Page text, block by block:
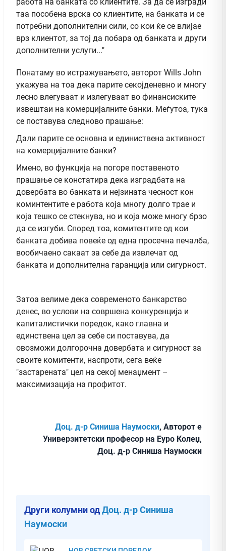
таа пособена врска со клиентите, на банката и се
потребни дополнителни сили, со кои ќе се влијае
врз клиентот, за тој да побара од банката и други
дополнителни услуги..."
Понатаму во истражувањето, авторот Wills John
укажува на тоа дека парите секојденевно и многу
лесно влегуваат и излегуваат во финансиските
извештаи на комерцијалните банки. Меѓутоа, тука
се поставува следново прашање:
Дали парите се основна и единиствена активност
на комерцијалните банки?
Имено, во функција на погоре поставеното
прашање се констатира дека изградбата на
довербата во банката и нејзината чесност кон
коминтентите е работа која многу долго трае и
која тешко се стекнува, но и која може многу брзо
да се изгуби. Според тоа, комитентите од кои
банката добива повеќе од една просечна печалба,
вообичаено сакаат за себе да извлечат од
банката и дополнителна гаранција или сигурност.
Затоа велиме дека современото банкарство
денес, во услови на совршена конкуренција и
капиталистички поредок, како главна и
единствена цел за себе си поставува, да
овозможи долгорочна довербата и сигурност за
своите комитенти, наспроти, сега веќе
"застарената" цел на секој менаџмент –
максимизација на профитот.
Доц. д-р Синиша Наумоски, Авторот е
Универзитетски професор на Еуро Колеџ,
Доц. д-р Синиша Наумоски
Други колумни одДоц. д-р Синиша
Наумоски